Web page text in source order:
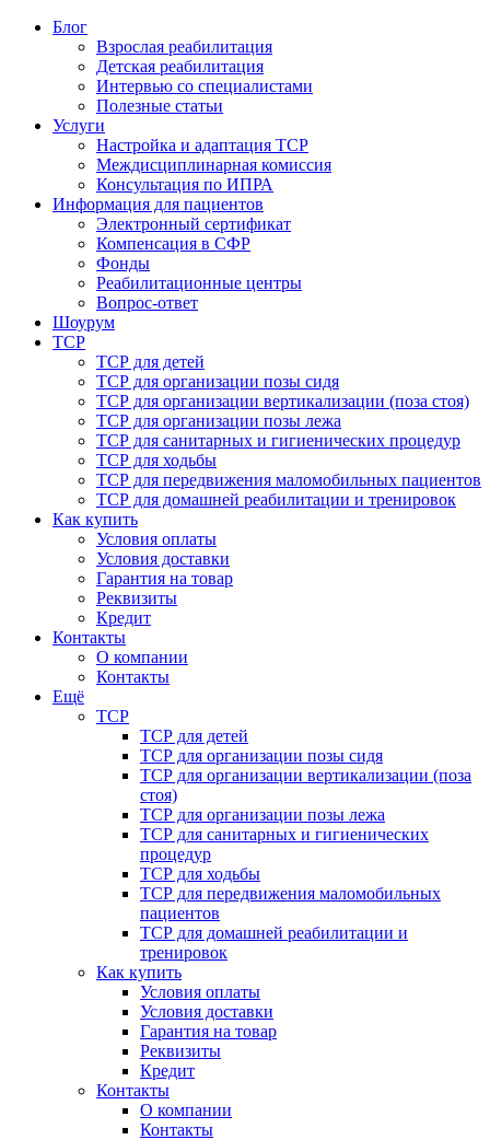
Блог
Взрослая реабилитация
Детская реабилитация
Интервью со специалистами
Полезные статьи
Услуги
Настройка и адаптация ТСР
Междисциплинарная комиссия
Консультация по ИПРА
Информация для пациентов
Электронный сертификат
Компенсация в СФР
Фонды
Реабилитационные центры
Вопрос-ответ
Шоурум
ТСР
ТСР для детей
ТСР для организации позы сидя
ТСР для организации вертикализации (поза стоя)
ТСР для организации позы лежа
ТСР для санитарных и гигиенических процедур
ТСР для ходьбы
ТСР для передвижения маломобильных пациентов
ТСР для домашней реабилитации и тренировок
Как купить
Условия оплаты
Условия доставки
Гарантия на товар
Реквизиты
Кредит
Контакты
О компании
Контакты
Ещё
ТСР
ТСР для детей
ТСР для организации позы сидя
ТСР для организации вертикализации (поза
стоя)
ТСР для организации позы лежа
ТСР для санитарных и гигиенических
процедур
ТСР для ходьбы
ТСР для передвижения маломобильных
пациентов
ТСР для домашней реабилитации и
тренировок
Как купить
Условия оплаты
Условия доставки
Гарантия на товар
Реквизиты
Кредит
Контакты
О компании
Контакты